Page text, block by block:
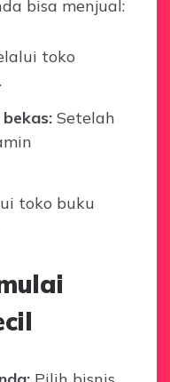
bisa menjual:
toko
Setelah
toko buku